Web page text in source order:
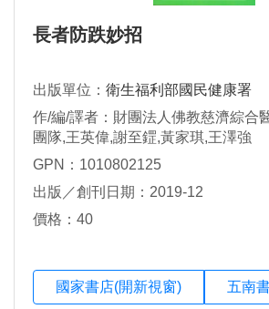
長者防跌妙招
出版單位： 衛生福利部國民健康署
作/編/譯者：財團法人佛教慈濟綜合
團隊,王英偉,謝至鎠,黃家琪,王澤強
GPN：1010802125
出版／創刊日期：2019-12
價格：40
國家書店(開新視窗) 五南